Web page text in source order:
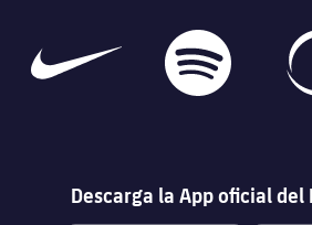
Descarga la App oficial del